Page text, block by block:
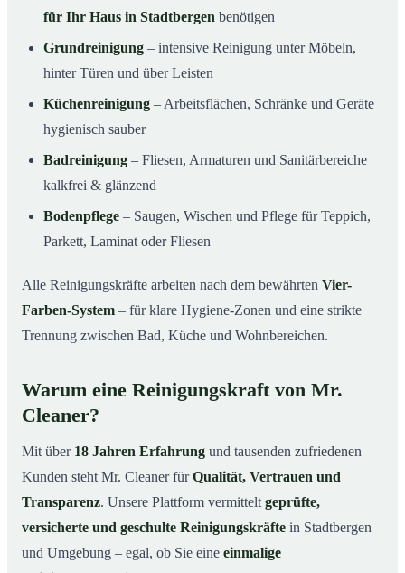
für Ihr Haus in Stadtbergen benötigen
Grundreinigung – intensive Reinigung unter Möbeln,
hinter Türen und über Leisten
Küchenreinigung – Arbeitsflächen, Schränke und Geräte
hygienisch sauber
Badreinigung – Fliesen, Armaturen und Sanitärbereiche
kalkfrei & glänzend
Bodenpflege – Saugen, Wischen und Pflege für Teppich,
Parkett, Laminat oder Fliesen
Alle Reinigungskräfte arbeiten nach dem bewährten Vier-
Farben-System – für klare Hygiene-Zonen und eine strikte
Trennung zwischen Bad, Küche und Wohnbereichen.
Warum eine Reinigungskraft von Mr.
Cleaner?
Mit über 18 Jahren Erfahrung und tausenden zufriedenen
Kunden steht Mr. Cleaner fürQualität, Vertrauen und
Transparenz. Unsere Plattform vermittelt geprüfte,
versicherte und geschulte Reinigungskräfte in Stadtbergen
und Umgebung – egal, ob Sie eine einmalige